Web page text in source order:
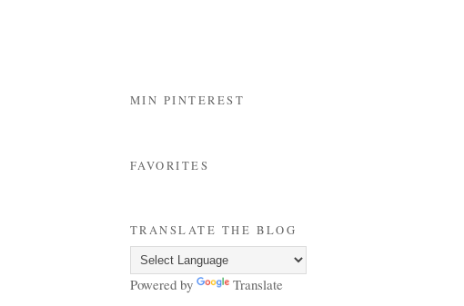
MIN PINTEREST
FAVORITES
TRANSLATE THE BLOG
Powered by Translate